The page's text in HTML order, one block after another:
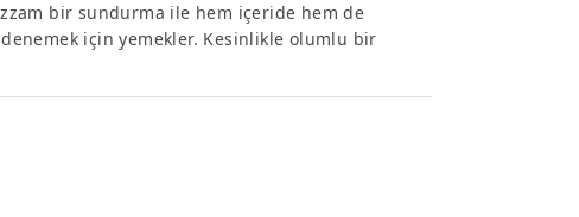
bir sundurma ile hem içeride hem de
için yemekler. Kesinlikle olumlu bir